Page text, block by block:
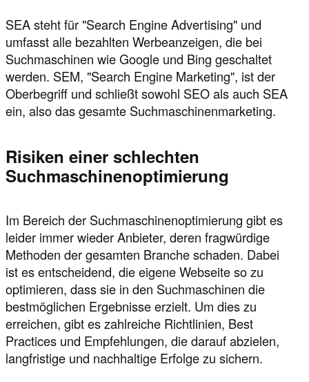
SEA steht für "Search Engine Advertising" und
umfasst alle bezahlten Werbeanzeigen, die bei
Suchmaschinen wie Google und Bing geschaltet
werden. SEM, "Search Engine Marketing", ist der
Oberbegriff und schließt sowohl SEO als auch SEA
ein, also das gesamte Suchmaschinenmarketing.
Risiken einer schlechten
Suchmaschinenoptimierung
Im Bereich der Suchmaschinenoptimierung gibt es
leider immer wieder Anbieter, deren fragwürdige
Methoden der gesamten Branche schaden. Dabei
ist es entscheidend, die eigene Webseite so zu
optimieren, dass sie in den Suchmaschinen die
bestmöglichen Ergebnisse erzielt. Um dies zu
erreichen, gibt es zahlreiche Richtlinien, Best
Practices und Empfehlungen, die darauf abzielen,
langfristige und nachhaltige Erfolge zu sichern.